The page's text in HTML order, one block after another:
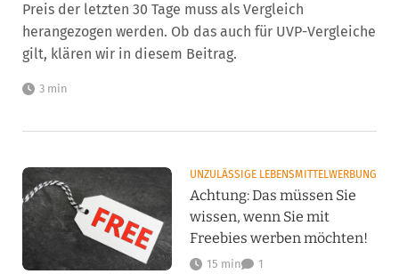
Preis der letzten 30 Tage muss als Vergleich
herangezogen werden. Ob das auch für UVP-Vergleiche
gilt, klären wir in diesem Beitrag.
3 min
UNZULÄSSIGE LEBENSMITTELWERBUNG
Achtung: Das müssen Sie
wissen, wenn Sie mit
Freebies werben möchten!
15 min 1